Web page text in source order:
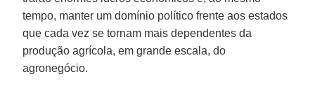
tempo, manter um domínio político frente aos estados
que cada vez se tornam mais dependentes da
produção agrícola, em grande escala, do
agronegócio.